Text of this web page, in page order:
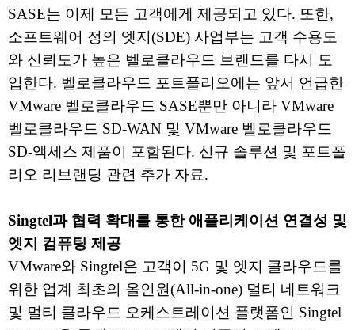
SASE는 이제 모든 고객에게 제공되고 있다. 또한,
소프트웨어 정의 엣지(SDE) 사업부는 고객 수용도
와 신뢰도가 높은 벨로클라우드 브랜드를 다시 도
입한다. 벨로클라우드 포트폴리오에는 앞서 언급한
VMware 벨로클라우드 SASE뿐만 아니라 VMware
벨로클라우드 SD-WAN 및 VMware 벨로클라우드
SD-액세스 제품이 포함된다. 신규 솔루션 및 포트폴
리오 리브랜딩 관련 추가 자료.
Singtel과 협력 확대를 통한 애플리케이션 연결성 및
엣지 컴퓨팅 제공
VMware와 Singtel은 고객이 5G 및 엣지 클라우드를
위한 업계 최초의 올인원(All-in-one) 멀티 네트워크
및 멀티 클라우드 오케스트레이션 플랫폼인 Singtel